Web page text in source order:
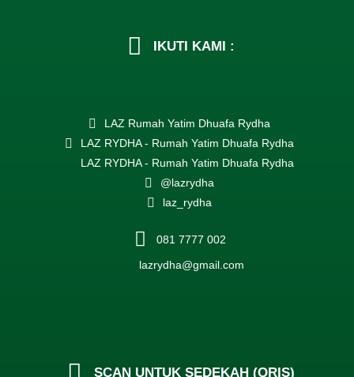
IKUTI KAMI :
LAZ Rumah Yatim Dhuafa Rydha
LAZ RYDHA - Rumah Yatim Dhuafa Rydha
LAZ RYDHA - Rumah Yatim Dhuafa Rydha
@lazrydha
laz_rydha
081 7777 002
lazrydha@gmail.com
SCAN UNTUK SEDEKAH (QRIS)